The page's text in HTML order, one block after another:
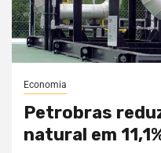
Economia
Petrobras
natural em